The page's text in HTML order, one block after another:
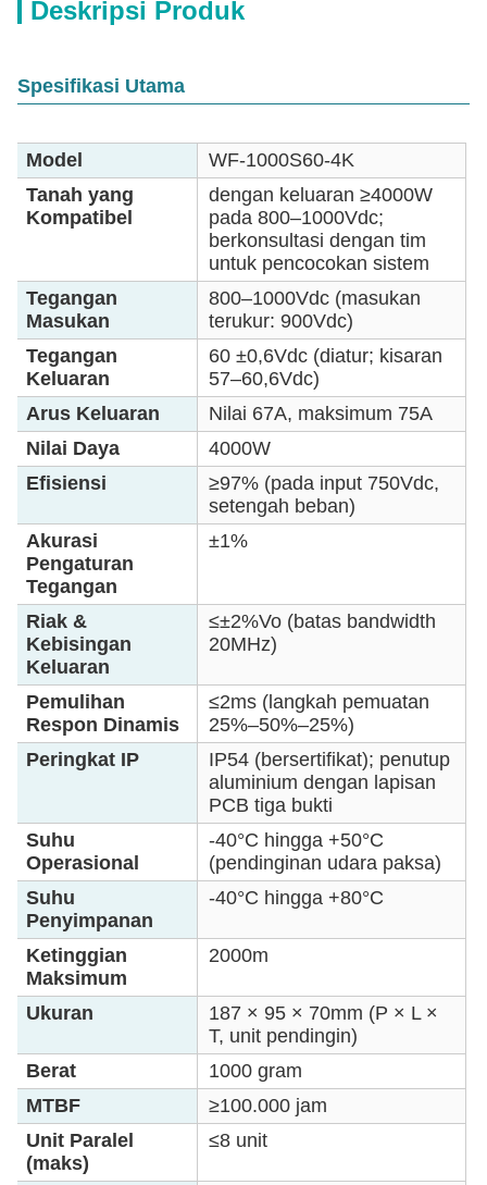
Deskripsi Produk
Spesifikasi Utama
Model
WF-1000S60-4K
Tanah yang
Kompatibel
dengan keluaran ≥4000W
pada 800–1000Vdc;
berkonsultasi dengan tim
untuk pencocokan sistem
Tegangan
Masukan
800–1000Vdc (masukan
terukur: 900Vdc)
Tegangan
Keluaran
60 ±0,6Vdc (diatur; kisaran
57–60,6Vdc)
Arus Keluaran
Nilai 67A, maksimum 75A
Nilai Daya
4000W
Efisiensi
≥97% (pada input 750Vdc,
setengah beban)
Akurasi
Pengaturan
Tegangan
±1%
Riak &
Kebisingan
Keluaran
≤±2%Vo (batas bandwidth
20MHz)
Pemulihan
Respon Dinamis
≤2ms (langkah pemuatan
25%–50%–25%)
Peringkat IP
IP54 (bersertifikat); penutup
aluminium dengan lapisan
PCB tiga bukti
Suhu
Operasional
-40°C hingga +50°C
(pendinginan udara paksa)
Suhu
Penyimpanan
-40°C hingga +80°C
Ketinggian
Maksimum
2000m
Ukuran
187 × 95 × 70mm (P × L ×
T, unit pendingin)
Berat
1000 gram
MTBF
≥100.000 jam
Unit Paralel
(maks)
≤8 unit